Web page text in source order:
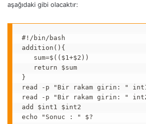
aşağıdaki gibi olacaktır:
#!/bin/bash
addition(){
sum=$(($1+$2))
return $sum
}
read -p "Bir rakam girin: "
read -p "Bir rakam girin: "
add $int1 $int2
echo "Sonuc : " $?